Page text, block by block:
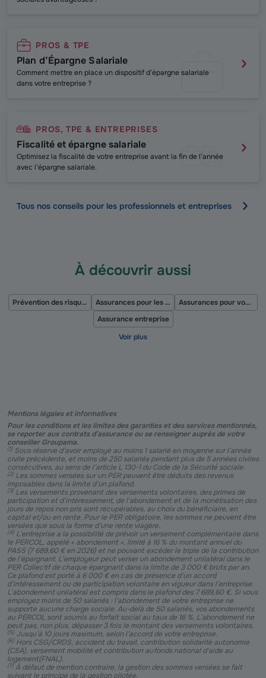
PROS & TPE
Plan d’Épargne Salariale
Comment mettre en place un dispositif d’épargne salariale
dans votre entreprise ?
PROS, TPE & ENTREPRISES
Fiscalité et épargne salariale
Optimisez la fiscalité de votre entreprise avant la fin de l’année
avec l’épargne salariale.
Tous nos conseils pour les professionnels et entreprises
À découvrir aussi
Prévention des risques professionnels Assurances pour les commerces non alimentaires
Assurances pour vos véhicules professionnels
Assurance entreprise
Mentions légales et informatives
Pour les conditions et les limites des garanties et des services mentionnés,
se reporter aux contrats d’assurance ou se renseigner auprès de votre
conseiller Groupama.
(1) Sous réserve d'avoir employé au moins 1 salarié en moyenne sur l’année
civile précédente, et moins de 250 salariés pendant plus de 5 années civiles
consécutives, au sens de l’article L 130-1 du Code de la Sécurité́ sociale.
(2) Les sommes versées sur un PER peuvent être déduits des revenus
imposables dans la limite d’un plafond.
(3) Les versements provenant des versements volontaires, des primes de
participation et d’intéressement, de l’abondement et de la monétisation des
jours de repos non pris sont récupérables, au choix du bénéficiaire, en
capital et/ou en rente. Pour le PER obligatoire, les sommes ne peuvent être
versées que sous la forme d’une rente viagère.
(4) L’entreprise a la possibilité de prévoir un versement complémentaire dans
le PERCOL, appelé « abondement », limité à 16 % du montant annuel du
PASS (7 689,60 € en 2026) et ne pouvant excéder le triple de la contribution
de l’épargnant. L’employeur peut verser un abondement unilatéral dans le
PER Collectif de chaque épargnant dans la limite de 3 000 € bruts par an.
Ce plafond est porté à 6 000 € en cas de présence d’un accord
d’intéressement ou de participation volontaire en vigueur dans l’entreprise.
L’abondement unilatéral est compris dans le plafond des 7 689,60 €. Si vous
employez moins de 50 salariés : l’abondement de votre entreprise ne
supporte aucune charge sociale. Au-delà de 50 salariés, vos abondements
au PERCOL sont soumis au forfait social au taux de 16 %. L’abondement ne
peut pas, non plus, dépasser 3 fois le montant des versements volontaires.
(5) Jusqu’à 10 jours maximum, selon l’accord de votre entreprise.
(6) Hors CSG/CRDS, accident du travail, contribution solidarité autonomie
(CSA), versement mobilité et contribution au fonds national d'aide au
logement (FNAL).
(7) À défaut de mention contraire, la gestion des sommes versées se fait
suivant le principe de la gestion pilotée.